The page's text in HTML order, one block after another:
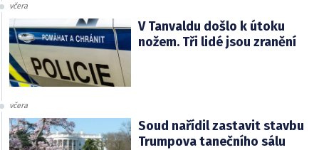
včera
V Tanvaldu došlo k útoku
nožem. Tři lidé jsou zranění
včera
Soud nařídil zastavit stavbu
Trumpova tanečního sálu